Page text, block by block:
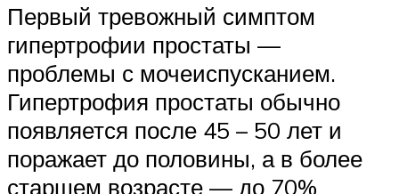
Первый тревожный симптом
гипертрофии простаты —
проблемы с мочеиспусканием.
Гипертрофия простаты обычно
появляется после 45 – 50 лет и
поражает до половины, а в более
старшем возрасте — до 70%